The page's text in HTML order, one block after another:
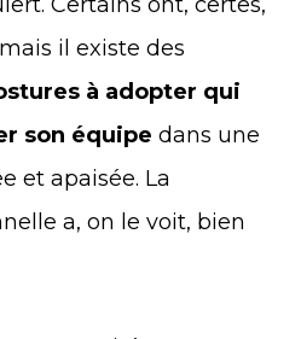
il existe des
à adopter qui
son équipe dans une
et apaisée. La
a, on le voit, bien